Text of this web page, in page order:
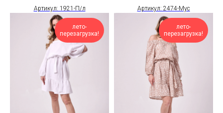
Артикул: 1921-П/л Артикул: 2474-Мус
лето-
перезагрузка!
лето-
перезагрузка!